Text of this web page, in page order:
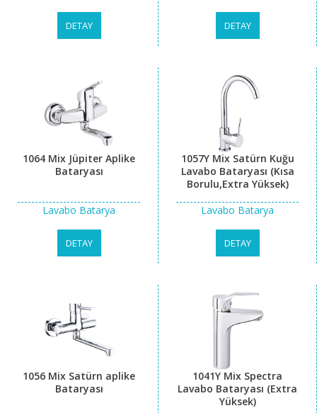
DETAY DETAY
1064 Mix Jüpiter Aplike
Bataryası
Lavabo Batarya
DETAY
1057Y Mix Satürn Kuğu
Lavabo Bataryası (Kısa
Borulu,Extra Yüksek)
Lavabo Batarya
DETAY
1056 Mix Satürn aplike
Bataryası
1041Y Mix Spectra
Lavabo Bataryası (Extra
Yüksek)